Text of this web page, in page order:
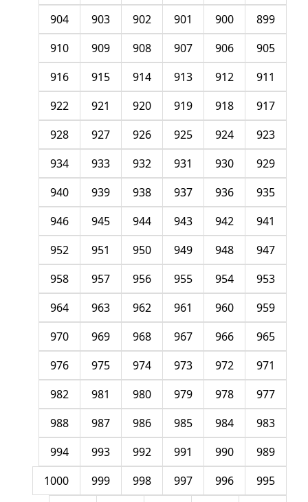
899
900
901
902
903
904
905
906
907
908
909
910
911
912
913
914
915
916
917
918
919
920
921
922
923
924
925
926
927
928
929
930
931
932
933
934
935
936
937
938
939
940
941
942
943
944
945
946
947
948
949
950
951
952
953
954
955
956
957
958
959
960
961
962
963
964
965
966
967
968
969
970
971
972
973
974
975
976
977
978
979
980
981
982
983
984
985
986
987
988
989
990
991
992
993
994
995
996
997
998
999
1000